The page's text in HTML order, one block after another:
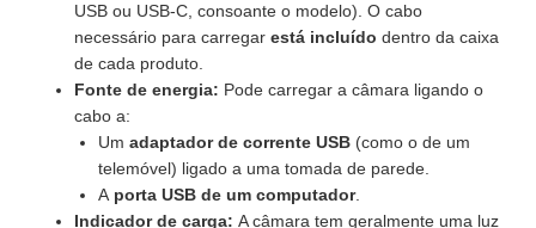
USB ou USB-C, consoante o modelo). O cabo
necessário para carregarestá incluído dentro da caixa
de cada produto.
Fonte de energia: Pode carregar a câmara ligando o
cabo a:
Umadaptador de corrente USB (como o de um
telemóvel) ligado a uma tomada de parede.
A porta USB de um computador.
Indicador de carga: A câmara tem geralmente uma luz